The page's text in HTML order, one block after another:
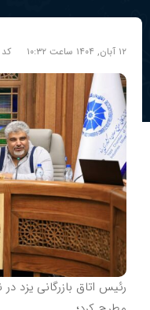
۱۲ آبان, ۱۴۰۴ ساعت ۱۰:۳۲
رئیس اتاق بازرگانی یزد